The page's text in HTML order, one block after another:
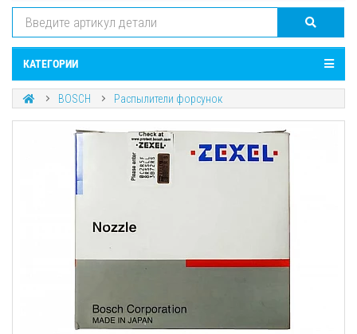
КАТЕГОРИИ
BOSCH Распылители форсунок